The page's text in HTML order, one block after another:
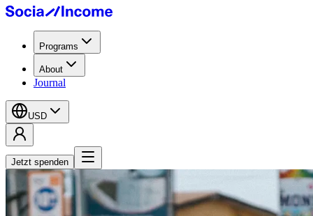
Programs
About
Journal
USD
Jetzt spenden